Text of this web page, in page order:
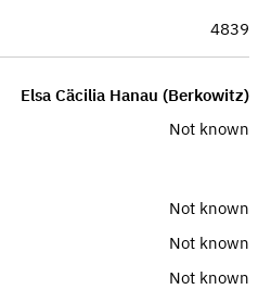
4839
Elsa Cäcilia Hanau (Berkowitz)
Not known
Not known
Not known
Not known